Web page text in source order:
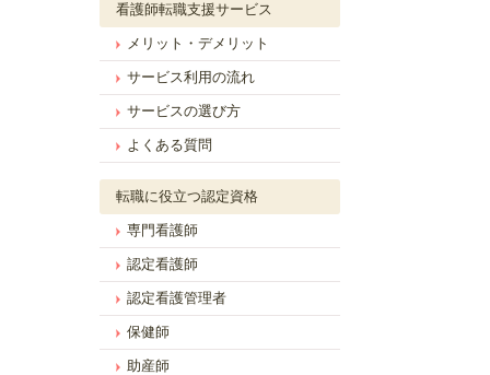
看護師転職支援サービス
メリット・デメリット
サービス利用の流れ
サービスの選び方
よくある質問
転職に役立つ認定資格
専門看護師
認定看護師
認定看護管理者
保健師
助産師